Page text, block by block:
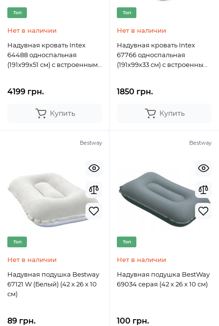
Топ
Нет в наличии
Надувная кровать Intex
64488 односпальная
(191х99х51 см) с встроенным
4199 грн.
Купить
Топ
Нет в наличии
Надувная кровать Intex
67766 односпальная
(191х99х33 см) с встроенным
1850 грн.
Купить
Bestway
Топ
Нет в наличии
Надувная подушка Bestway
67121 W (Белый) (42 х 26 х 10
см)
89 грн.
Bestway
Топ
Нет в наличии
Надувная подушка BestWay
69034 серая (42 х 26 х 10 см)
100 грн.